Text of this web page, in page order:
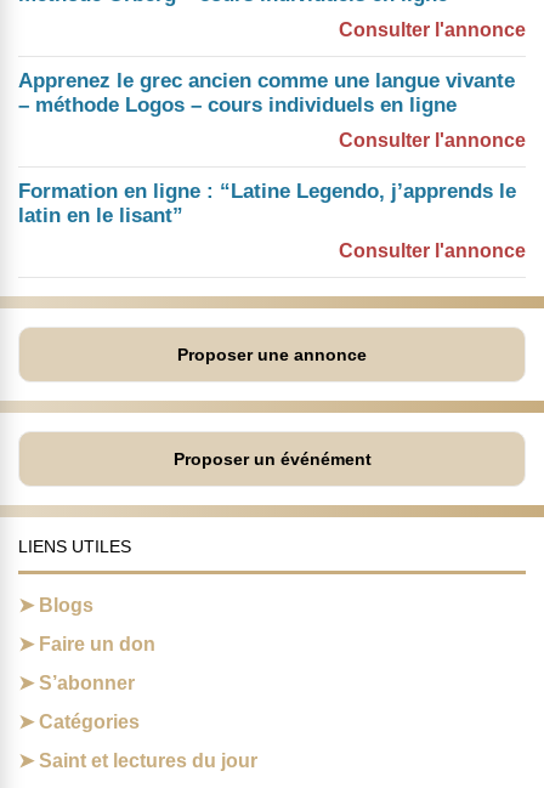
Consulter l'annonce
Apprenez le grec ancien comme une langue vivante
– méthode Logos – cours individuels en ligne
Consulter l'annonce
Formation en ligne : “Latine Legendo, j’apprends le
latin en le lisant”
Consulter l'annonce
Proposer une annonce
Proposer un événément
LIENS UTILES
Blogs
Faire un don
S’abonner
Catégories
Saint et lectures du jour